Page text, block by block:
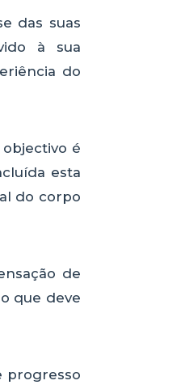
das suas
à sua
do
é
esta
do corpo
de
que deve
progresso